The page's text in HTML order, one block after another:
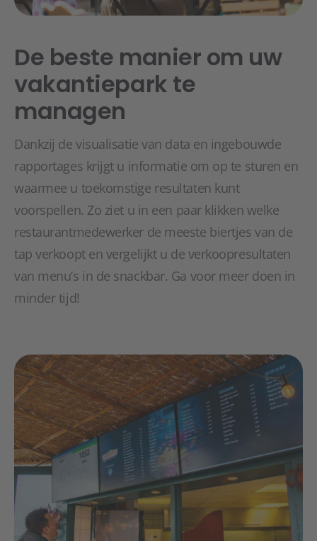
De beste manier om uw
vakantiepark te
managen
Dankzij de visualisatie van data en ingebouwde
rapportages krijgt u informatie om op te sturen en
waarmee u toekomstige resultaten kunt
voorspellen. Zo ziet u in een paar klikken welke
restaurantmedewerker de meeste biertjes van de
tap verkoopt en vergelijkt u de verkoopresultaten
van menu’s in de snackbar. Ga voor meer doen in
minder tijd!